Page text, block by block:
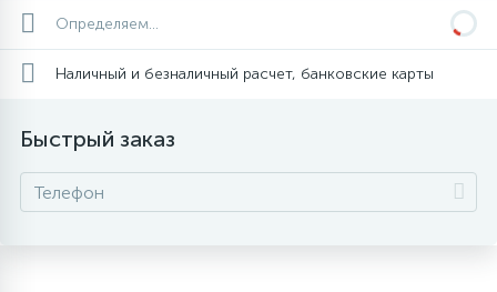
Определяем...
Наличный и безналичный расчет, банковские карты
Быстрый заказ